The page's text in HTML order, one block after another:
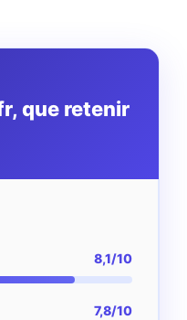
que retenir
8,1/10
7,8/10